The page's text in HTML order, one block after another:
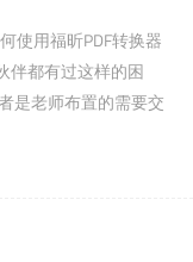
使用福昕PDF转换器
伴都有过这样的困
是老师布置的需要交